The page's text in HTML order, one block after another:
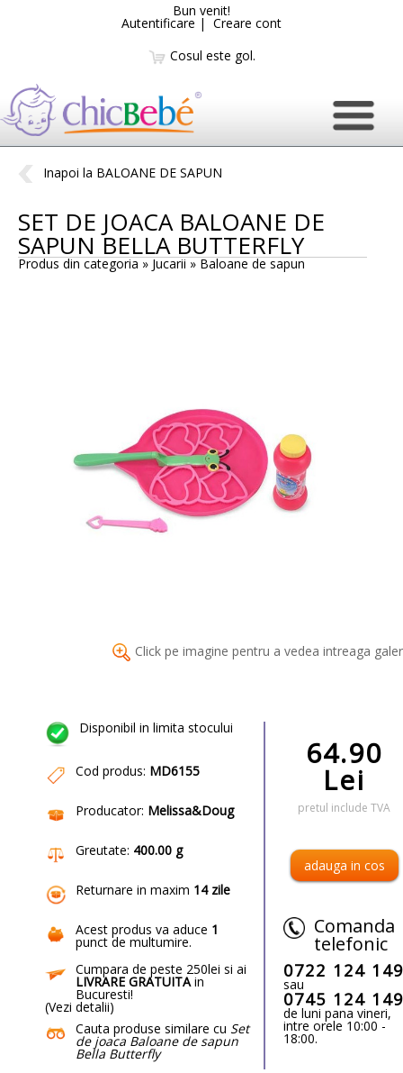
Bun venit!
Autentificare | Creare cont
Cosul este gol.
Inapoi la BALOANE DE SAPUN
SET DE JOACA BALOANE DE
SAPUN BELLA BUTTERFLY
Produs din categoria » Jucarii »Baloane de sapun
Click pe imagine pentru a vedea intreaga
Disponibil in limita stocului
Cod produs: MD6155
Producator: Melissa&Doug
Greutate: 400.00 g
Returnare in maxim 14 zile
Acest produs va aduce 1
punct de multumire.
Cumpara de peste 250lei si ai
LIVRARE GRATUITAin
Bucuresti!
(Vezi detalii)
Cauta produse similare cu Set
de joaca Baloane de sapun
Bella Butterfly
64.90
Lei
pretul include TVA
Comanda
telefonic
0722 124 149
sau
0745 124 149
de luni pana vineri,
intre orele 10:00 -
18:00.